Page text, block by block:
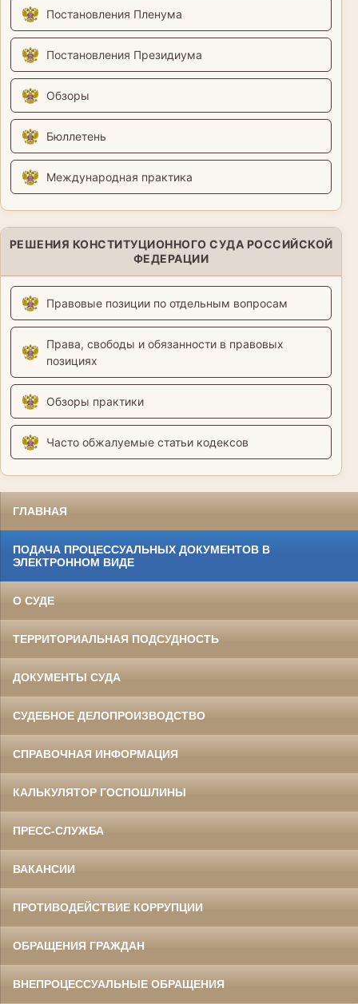
Постановления Пленума
Постановления Президиума
Обзоры
Бюллетень
Международная практика
РЕШЕНИЯ КОНСТИТУЦИОННОГО СУДА РОССИЙСКОЙ
ФЕДЕРАЦИИ
Правовые позиции по отдельным вопросам
Права, свободы и обязанности в правовых
позициях
Обзоры практики
Часто обжалуемые статьи кодексов
ГЛАВНАЯ
ПОДАЧА ПРОЦЕССУАЛЬНЫХ ДОКУМЕНТОВ В
ЭЛЕКТРОННОМ ВИДЕ
О СУДЕ
ТЕРРИТОРИАЛЬНАЯ ПОДСУДНОСТЬ
ДОКУМЕНТЫ СУДА
СУДЕБНОЕ ДЕЛОПРОИЗВОДСТВО
СПРАВОЧНАЯ ИНФОРМАЦИЯ
КАЛЬКУЛЯТОР ГОСПОШЛИНЫ
ПРЕСС-СЛУЖБА
ВАКАНСИИ
ПРОТИВОДЕЙСТВИЕ КОРРУПЦИИ
ОБРАЩЕНИЯ ГРАЖДАН
ВНЕПРОЦЕССУАЛЬНЫЕ ОБРАЩЕНИЯ